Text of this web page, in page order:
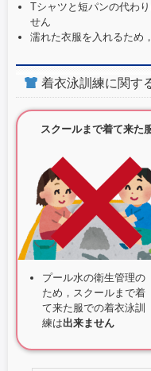
Tシャツと短パンの代わ
せん
濡れた衣服を入れるため，
着衣泳訓練に関す
スクールまで着て来た
プール水の衛生管理の
ため，スクールまで着
て来た服での着衣泳訓
練は出来ません